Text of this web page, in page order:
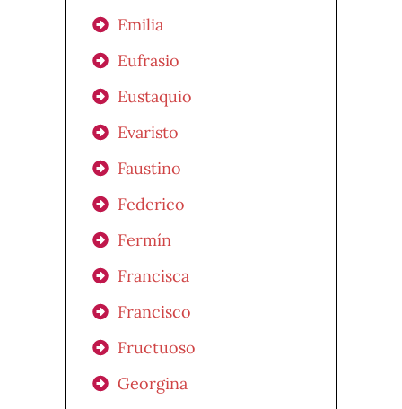
Emilia
Eufrasio
Eustaquio
Evaristo
Faustino
Federico
Fermín
Francisca
Francisco
Fructuoso
Georgina